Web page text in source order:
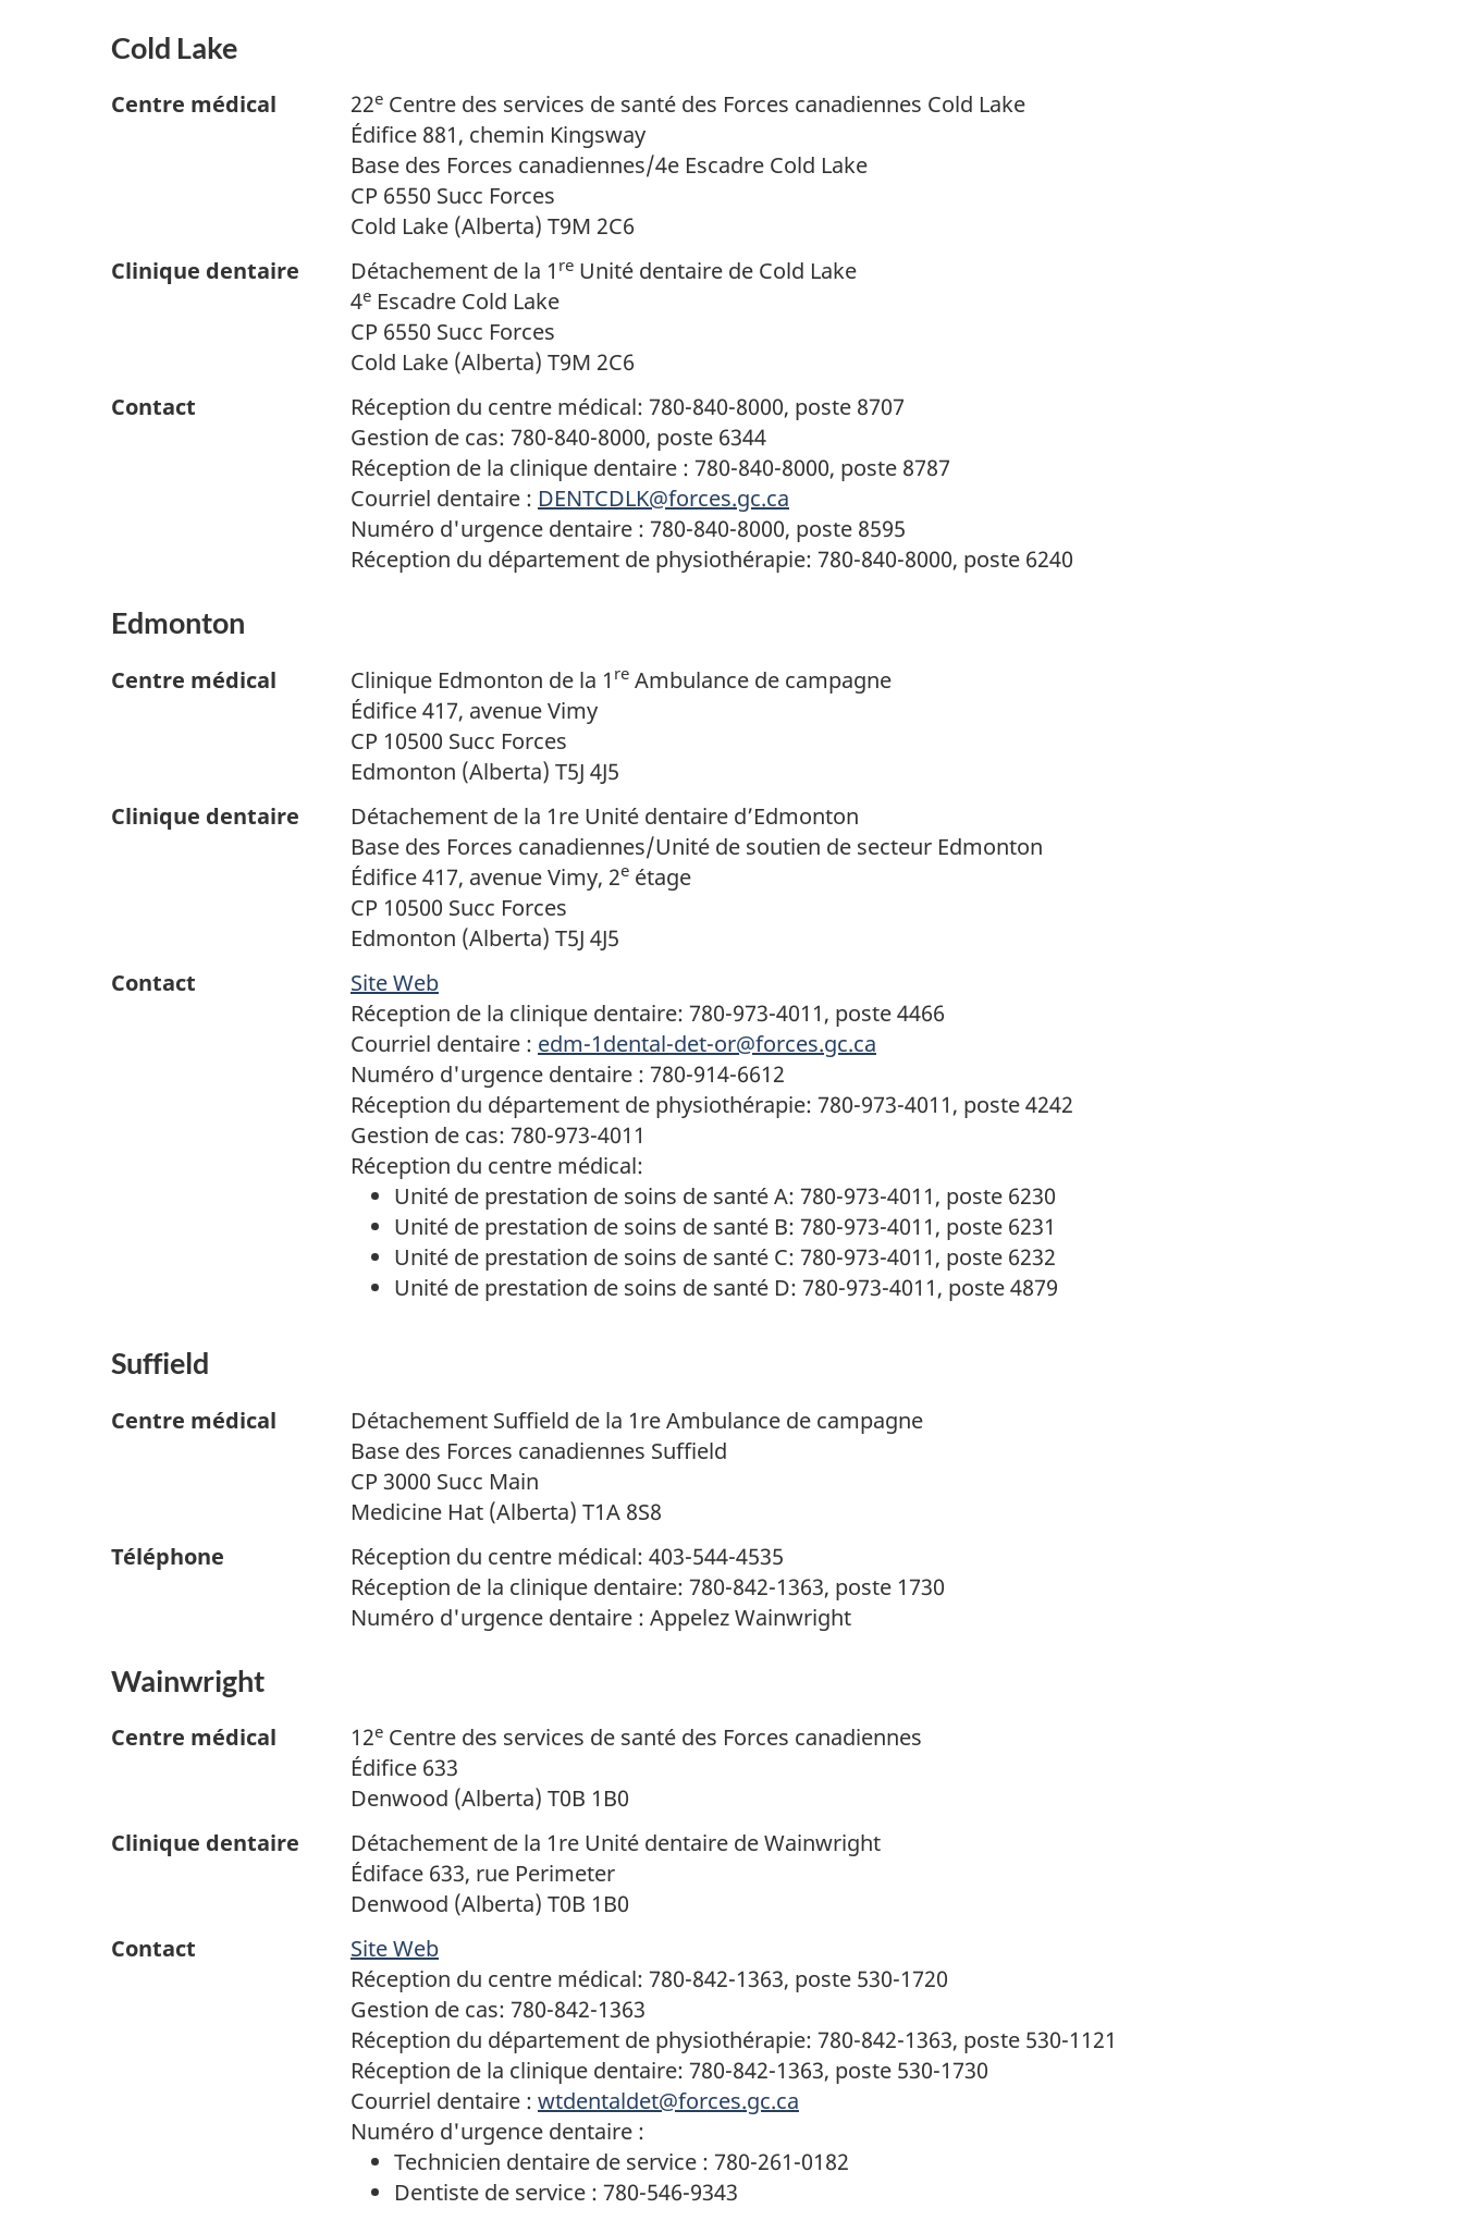
Cold Lake
Centre médical 22e Centre des services de santé des Forces canadiennes Cold Lake
Édifice 881, chemin Kingsway
Base des Forces canadiennes/4e Escadre Cold Lake
CP 6550 Succ Forces
Cold Lake (Alberta) T9M 2C6
Clinique dentaire
Détachement de la 1 re Unité dentaire de Cold Lake
4e Escadre Cold Lake
CP 6550 Succ Forces
Cold Lake (Alberta) T9M 2C6
Contact
Réception du centre médical: 780-840-8000, poste 8707
Gestion de cas: 780-840-8000, poste 6344
Réception de la clinique dentaire : 780-840-8000, poste 8787
Courriel dentaire : DENTCDLK@forces.gc.ca
Numéro d'urgence dentaire : 780-840-8000, poste 8595
Réception du département de physiothérapie: 780-840-8000, poste 6240
Edmonton
Centre médical Clinique Edmonton de la 1 re Ambulance de campagne
Édifice 417, avenue Vimy
CP 10500 Succ Forces
Edmonton (Alberta) T5J 4J5
Clinique dentaire
Détachement de la 1re Unité dentaire d’Edmonton
Base des Forces canadiennes/Unité de soutien de secteur Edmonton
Édifice 417, avenue Vimy, 2e étage
CP 10500 Succ Forces
Edmonton (Alberta) T5J 4J5
Contact
Site Web
Réception de la clinique dentaire: 780-973-4011, poste 4466
Courriel dentaire : edm-1dental-det-or@forces.gc.ca
Numéro d'urgence dentaire : 780-914-6612
Réception du département de physiothérapie: 780-973-4011, poste 4242
Gestion de cas: 780-973-4011
Réception du centre médical:
Unité de prestation de soins de santé A: 780-973-4011, poste 6230
Unité de prestation de soins de santé B: 780-973-4011, poste 6231
Unité de prestation de soins de santé C: 780-973-4011, poste 6232
Unité de prestation de soins de santé D: 780-973-4011, poste 4879
Suffield
Centre médical
Détachement Suffield de la 1re Ambulance de campagne
Base des Forces canadiennes Suffield
CP 3000 Succ Main
Medicine Hat (Alberta) T1A 8S8
Téléphone
Réception du centre médical: 403-544-4535
Réception de la clinique dentaire: 780-842-1363, poste 1730
Numéro d'urgence dentaire : Appelez Wainwright
Wainwright
Centre médical 12e Centre des services de santé des Forces canadiennes
Édifice 633
Denwood (Alberta) T0B 1B0
Clinique dentaire
Détachement de la 1re Unité dentaire de Wainwright
Édiface 633, rue Perimeter
Denwood (Alberta) T0B 1B0
Contact
Site Web
Réception du centre médical: 780-842-1363, poste 530-1720
Gestion de cas: 780-842-1363
Réception du département de physiothérapie: 780-842-1363, poste 530-1121
Réception de la clinique dentaire: 780-842-1363, poste 530-1730
Courriel dentaire : wtdentaldet@forces.gc.ca
Numéro d'urgence dentaire :
Technicien dentaire de service : 780-261-0182
Dentiste de service : 780-546-9343